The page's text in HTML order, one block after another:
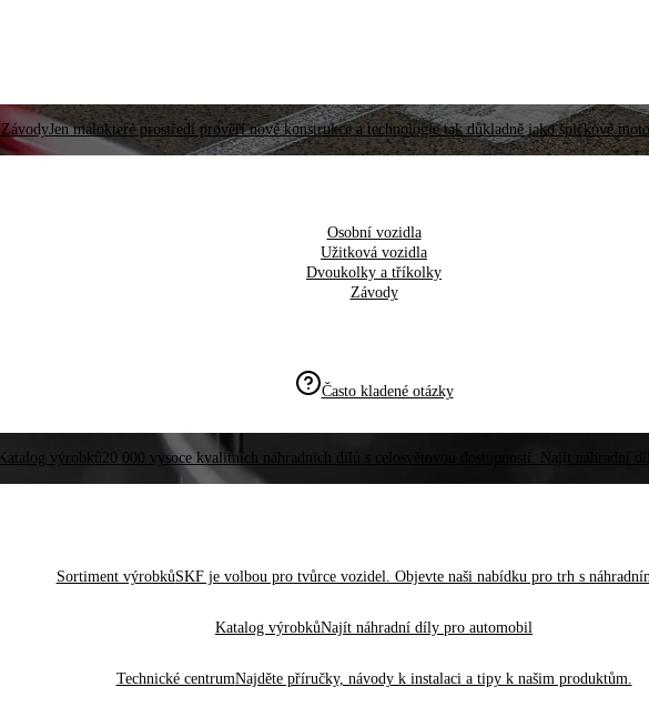
ZávodyJen málokteré prostředí prověří nové konstrukce a technologie tak důkladně jako špičkové
Osobní vozidla
Užitková vozidla
Dvoukolky a tříkolky
Závody
Často kladené otázky
Katalog výrobků20 000 vysoce kvalitních náhradních dílů s celosvětovou dostupností. Najít náhradní
Sortiment výrobkůSKF je volbou pro tvůrce vozidel. Objevte naši nabídku pro trh s
Katalog výrobkůNajít náhradní díly pro automobil
Technické centrumNajděte příručky, návody k instalaci a tipy k našim produktům.